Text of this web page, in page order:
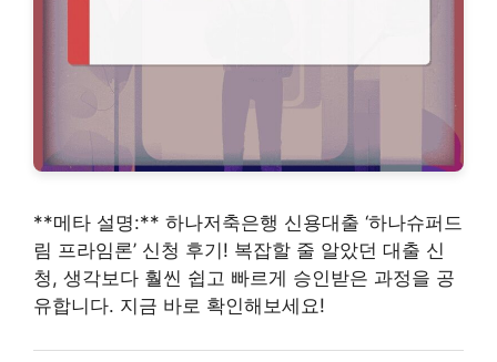
**메타 설명:** 하나저축은행 신용대출 ‘하나슈퍼드
림 프라임론’ 신청 후기! 복잡할 줄 알았던 대출 신
청, 생각보다 훨씬 쉽고 빠르게 승인받은 과정을 공
유합니다. 지금 바로 확인해보세요!